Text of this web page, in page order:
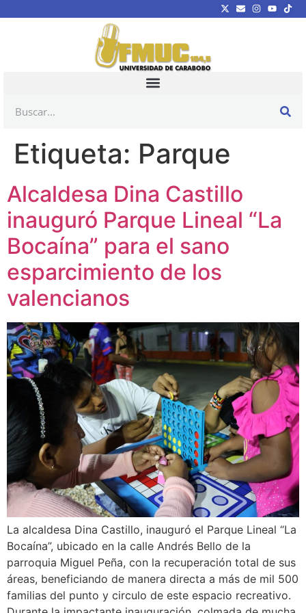
Etiqueta: Parque
Alcaldesa Dina Castillo
inauguró Parque Lineal “La
Bocaína” para el sano
esparcimiento de los
valencianos
La alcaldesa Dina Castillo, inauguró el Parque Lineal “La
Bocaína”, ubicado en la calle Andrés Bello de la
parroquia Miguel Peña, con la recuperación total de sus
áreas, beneficiando de manera directa a más de mil 500
familias del punto y circulo de este espacio recreativo.